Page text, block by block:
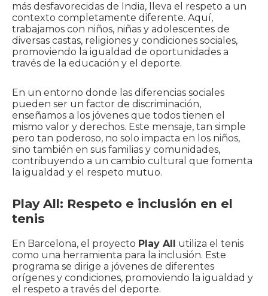
más desfavorecidas de India, lleva el respeto a un
contexto completamente diferente. Aquí,
trabajamos con niños, niñas y adolescentes de
diversas castas, religiones y condiciones sociales,
promoviendo la igualdad de oportunidades a
través de la educación y el deporte.
En un entorno donde las diferencias sociales
pueden ser un factor de discriminación,
enseñamos a los jóvenes que todos tienen el
mismo valor y derechos. Este mensaje, tan simple
pero tan poderoso, no solo impacta en los niños,
sino también en sus familias y comunidades,
contribuyendo a un cambio cultural que fomenta
la igualdad y el respeto mutuo.
Play All: Respeto e inclusión en el
tenis
En Barcelona, el proyecto Play All
utiliza el tenis
como una herramienta para la inclusión. Este
programa se dirige a jóvenes de diferentes
orígenes y condiciones, promoviendo la igualdad y
el respeto a través del deporte.